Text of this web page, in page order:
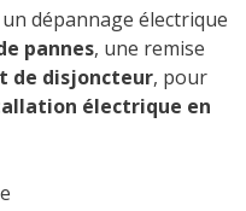
dépannage électrique
pannes, une remise
de disjoncteur, pour
électrique en